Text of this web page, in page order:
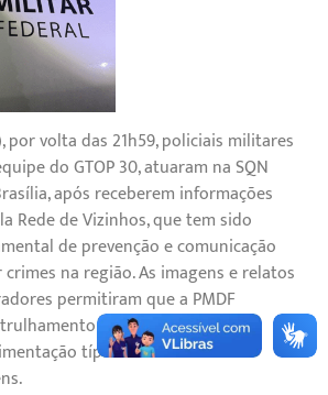
por volta das 21h59, policiais militares
do GTOP 30, atuaram na SQN
após receberem informações
Rede de Vizinhos, que tem sido
de prevenção e comunicação
na região. As imagens e relatos
permitiram que a PMDF
com precisão e
típica de mercancia de